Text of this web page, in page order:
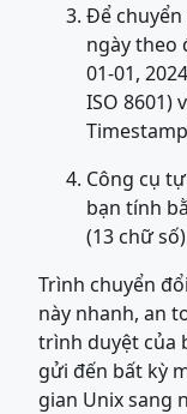
Để
ngày theo
01-01,
ISO 8601)
Công cụ
bạn tính
(13 chữ
Trình chuyển
này nhanh, an
trình duyệt của
gửi đến bất kỳ
gian Unix sang